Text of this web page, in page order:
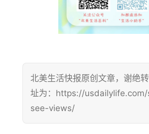
北美生活快报原创文章，谢绝
址为：https://
see-views/